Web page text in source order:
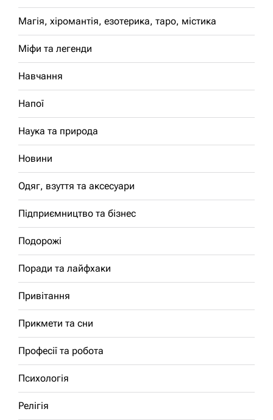
Магія, хіромантія, езотерика, таро, містика
Міфи та легенди
Навчання
Напої
Наука та природа
Новини
Одяг, взуття та аксесуари
Підприємництво та бізнес
Подорожі
Поради та лайфхаки
Привітання
Прикмети та сни
Професії та робота
Психологія
Релігія